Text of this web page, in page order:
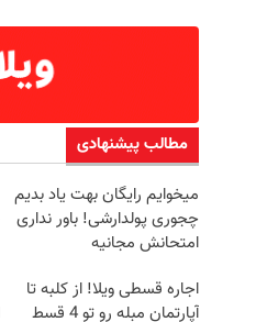
مطالب پیشنهادی
میخوایم رایگان بهت یاد بدیم
چجوری پولدارشی! باور نداری
امتحانش مجانیه
اجاره‌ قسطی ویلا! از کلبه تا
آپارتمان مبله رو تو 4 قسط